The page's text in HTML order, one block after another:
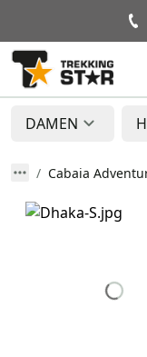
DAMEN
Cabaia